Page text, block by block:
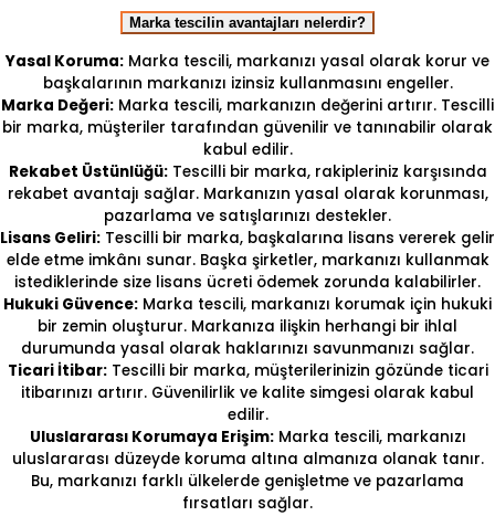
Marka tescilin avantajları nelerdir?
Yasal Koruma: Marka tescili, markanızı yasal olarak korur ve
başkalarının markanızı izinsiz kullanmasını engeller.
Marka Değeri: Marka tescili, markanızın değerini artırır. Tescilli
bir marka, müşteriler tarafından güvenilir ve tanınabilir olarak
kabul edilir.
Rekabet Üstünlüğü:Tescilli bir marka, rakipleriniz karşısında
rekabet avantajı sağlar. Markanızın yasal olarak korunması,
pazarlama ve satışlarınızı destekler.
Lisans Geliri: Tescilli bir marka, başkalarına lisans vererek gelir
elde etme imkânı sunar. Başka şirketler, markanızı kullanmak
istediklerinde size lisans ücreti ödemek zorunda kalabilirler.
Hukuki Güvence: Marka tescili, markanızı korumak için hukuki
bir zemin oluşturur. Markanıza ilişkin herhangi bir ihlal
durumunda yasal olarak haklarınızı savunmanızı sağlar.
Ticari İtibar:Tescilli bir marka, müşterilerinizin gözünde ticari
itibarınızı artırır. Güvenilirlik ve kalite simgesi olarak kabul
edilir.
Uluslararası Korumaya Erişim:Marka tescili, markanızı
uluslararası düzeyde koruma altına almanıza olanak tanır.
Bu, markanızı farklı ülkelerde genişletme ve pazarlama
fırsatları sağlar.